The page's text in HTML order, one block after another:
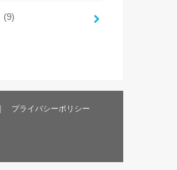
(9)
プライバシーポリシー